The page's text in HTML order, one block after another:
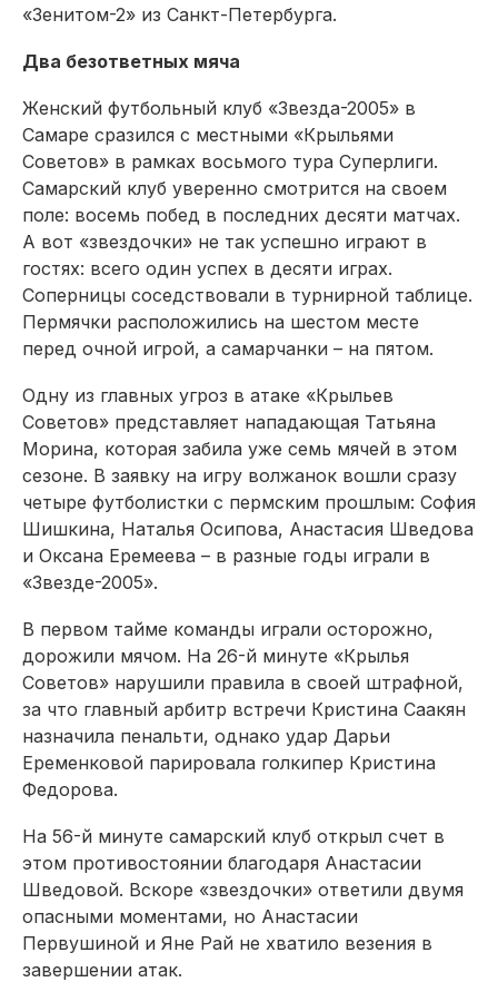
«Зенитом-2» из Санкт-Петербурга.
Два безответных мяча
Женский футбольный клуб «Звезда-2005» в
Самаре сразился с местными «Крыльями
Советов» в рамках восьмого тура Суперлиги.
Самарский клуб уверенно смотрится на своем
поле: восемь побед в последних десяти матчах.
А вот «звездочки» не так успешно играют в
гостях: всего один успех в десяти играх.
Соперницы соседствовали в турнирной таблице.
Пермячки расположились на шестом месте
перед очной игрой, а самарчанки – на пятом.
Одну из главных угроз в атаке «Крыльев
Советов» представляет нападающая Татьяна
Морина, которая забила уже семь мячей в этом
сезоне. В заявку на игру волжанок вошли сразу
четыре футболистки с пермским прошлым: София
Шишкина, Наталья Осипова, Анастасия Шведова
и Оксана Еремеева – в разные годы играли в
«Звезде-2005».
В первом тайме команды играли осторожно,
дорожили мячом. На 26-й минуте «Крылья
Советов» нарушили правила в своей штрафной,
за что главный арбитр встречи Кристина Саакян
назначила пенальти, однако удар Дарьи
Еременковой парировала голкипер Кристина
Федорова.
На 56-й минуте самарский клуб открыл счет в
этом противостоянии благодаря Анастасии
Шведовой. Вскоре «звездочки» ответили двумя
опасными моментами, но Анастасии
Первушиной и Яне Рай не хватило везения в
завершении атак.